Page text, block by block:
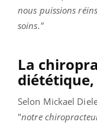
nous puissions
soins."
La
Selon Mickael
"notre